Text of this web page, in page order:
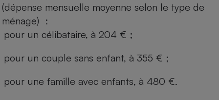
(dépense mensuelle moyenne selon le type de
ménage) :
pour un célibataire, à 204 € ;
pour un couple sans enfant, à 355 € ;
pour une famille avec enfants, à 480 €.